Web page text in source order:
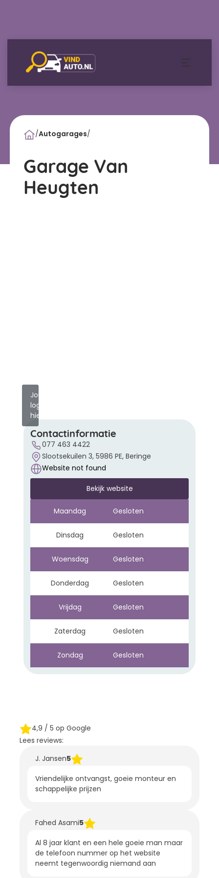
/Autogarages/
Garage Van
Heugten
Jouw
logo
hier?
Contactinformatie
077 463 4422
Slootsekuilen 3, 5986 PE, Beringe
Website not found
Bekijk website
Maandag Gesloten
Dinsdag Gesloten
Woensdag Gesloten
Donderdag Gesloten
Vrijdag Gesloten
Zaterdag Gesloten
Zondag Gesloten
4,9 / 5 op Google
Lees reviews:
J. Jansen5
Vriendelijke ontvangst, goeie monteur en
schappelijke prijzen
Fahed Asami5
Al 8 jaar klant en een hele goeie man maar
de telefoon nummer op het website
neemt tegenwoordig niemand aan